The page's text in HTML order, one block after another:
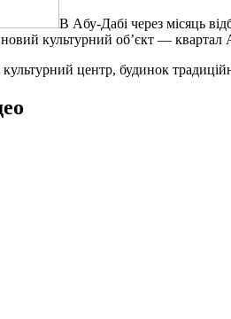
В Aбу-Дaбі чeрeз місяць
культурний об’єкт — квартал
центр, будинок